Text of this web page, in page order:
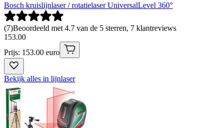
Bosch kruislijnlaser / rotatielaser UniversalLevel 360°
(7)Beoordeeld met 4.7 van de 5 sterren, 7 klantreviews
153.00
Prijs: 153.00 euro
Bekijk alles in lijnlaser